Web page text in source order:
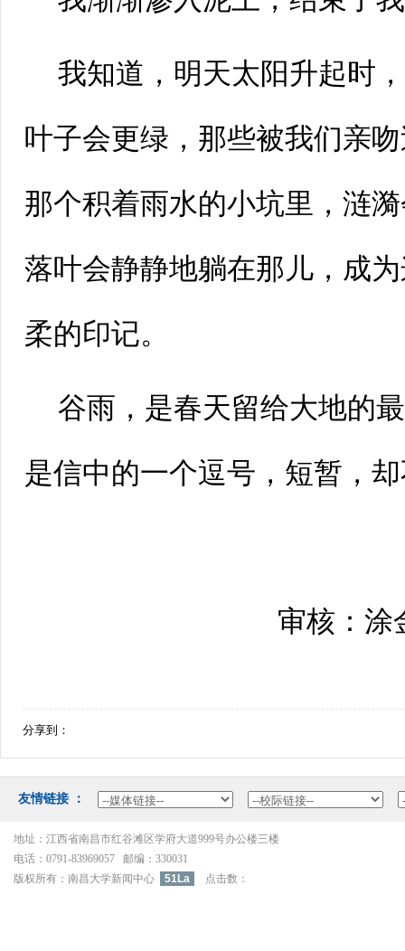
我知道，明天太阳升起时
叶子会更绿，那些被我们亲
那个积着雨水的小坑里，涟
落叶会静静地躺在那儿，成
柔的印记。
谷雨，是春天留给大地的
是信中的一个逗号，短暂，
审核：涂
分享到：
友情链接：
地址：江西省南昌市红谷滩区学府大道999号办公楼三楼
电话：0791-83969057邮编：330031
版权所有：南昌大学新闻中心
51La 点击数：